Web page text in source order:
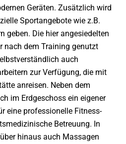
Geräten. Zusätzlich wird
Sportangebote wie z.B.
geben. Die hier angesiedelten
nach dem Training genutzt
auch
zur Verfügung, die mit
anreisen. Neben dem
im Erdgeschoss ein eigener
eine professionelle Fitness-
Betreuung. In
hinaus auch Massagen